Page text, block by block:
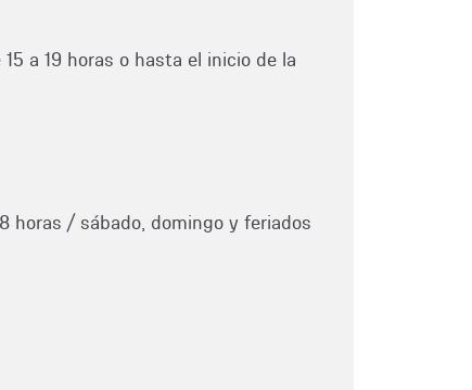
a 19 horas o hasta el inicio de la
horas / sábado, domingo y feriados